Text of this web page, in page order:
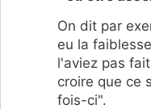
On dit par
eu la
l'aviez pas
croire que ce
fois-ci".